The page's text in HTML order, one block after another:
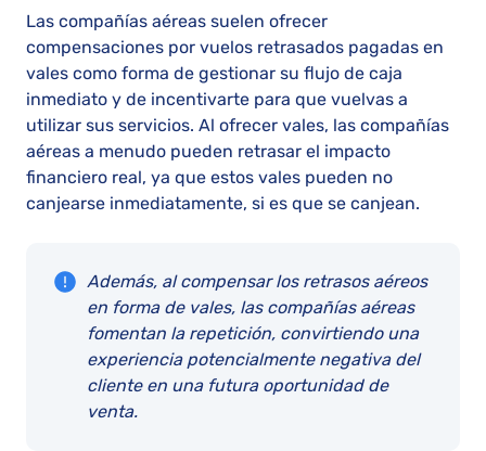
Las compañías aéreas suelen ofrecer
compensaciones por vuelos retrasados pagadas en
vales como forma de gestionar su flujo de caja
inmediato y de incentivarte para que vuelvas a
utilizar sus servicios. Al ofrecer vales, las compañías
aéreas a menudo pueden retrasar el impacto
financiero real, ya que estos vales pueden no
canjearse inmediatamente, si es que se canjean.
Además, al compensar los retrasos aéreos
en forma de vales, las compañías aéreas
fomentan la repetición, convirtiendo una
experiencia potencialmente negativa del
cliente en una futura oportunidad de
venta.